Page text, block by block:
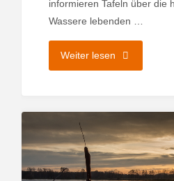
informieren Tafeln über die
Wassere lebenden …
Weiter lesen"Guttauer
–
im
Land